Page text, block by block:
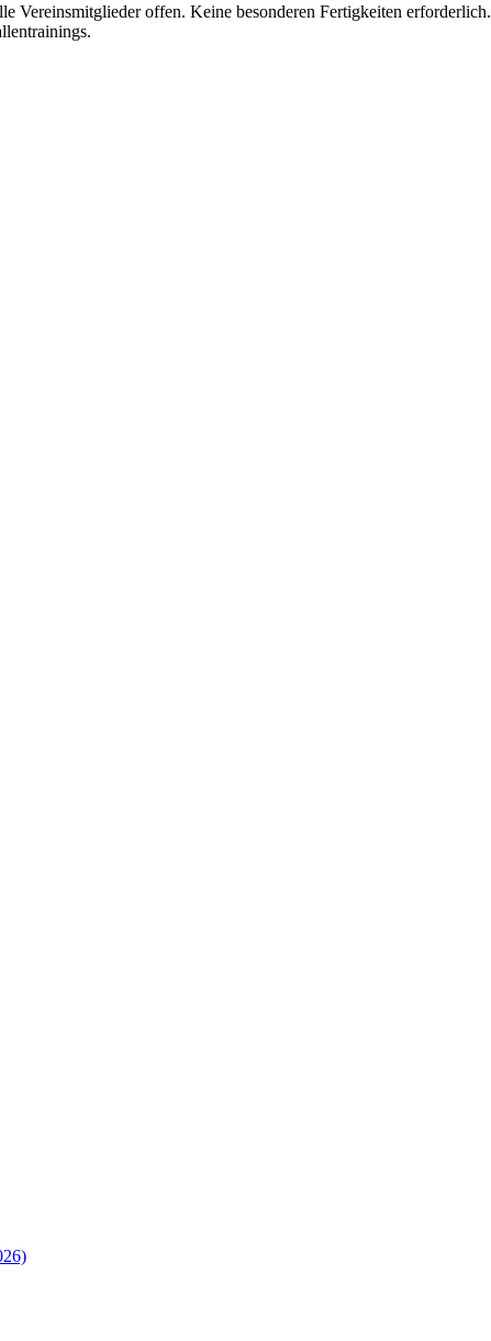
Vereinsmitglieder offen. Keine besonderen Fertigkeiten erforderlich.